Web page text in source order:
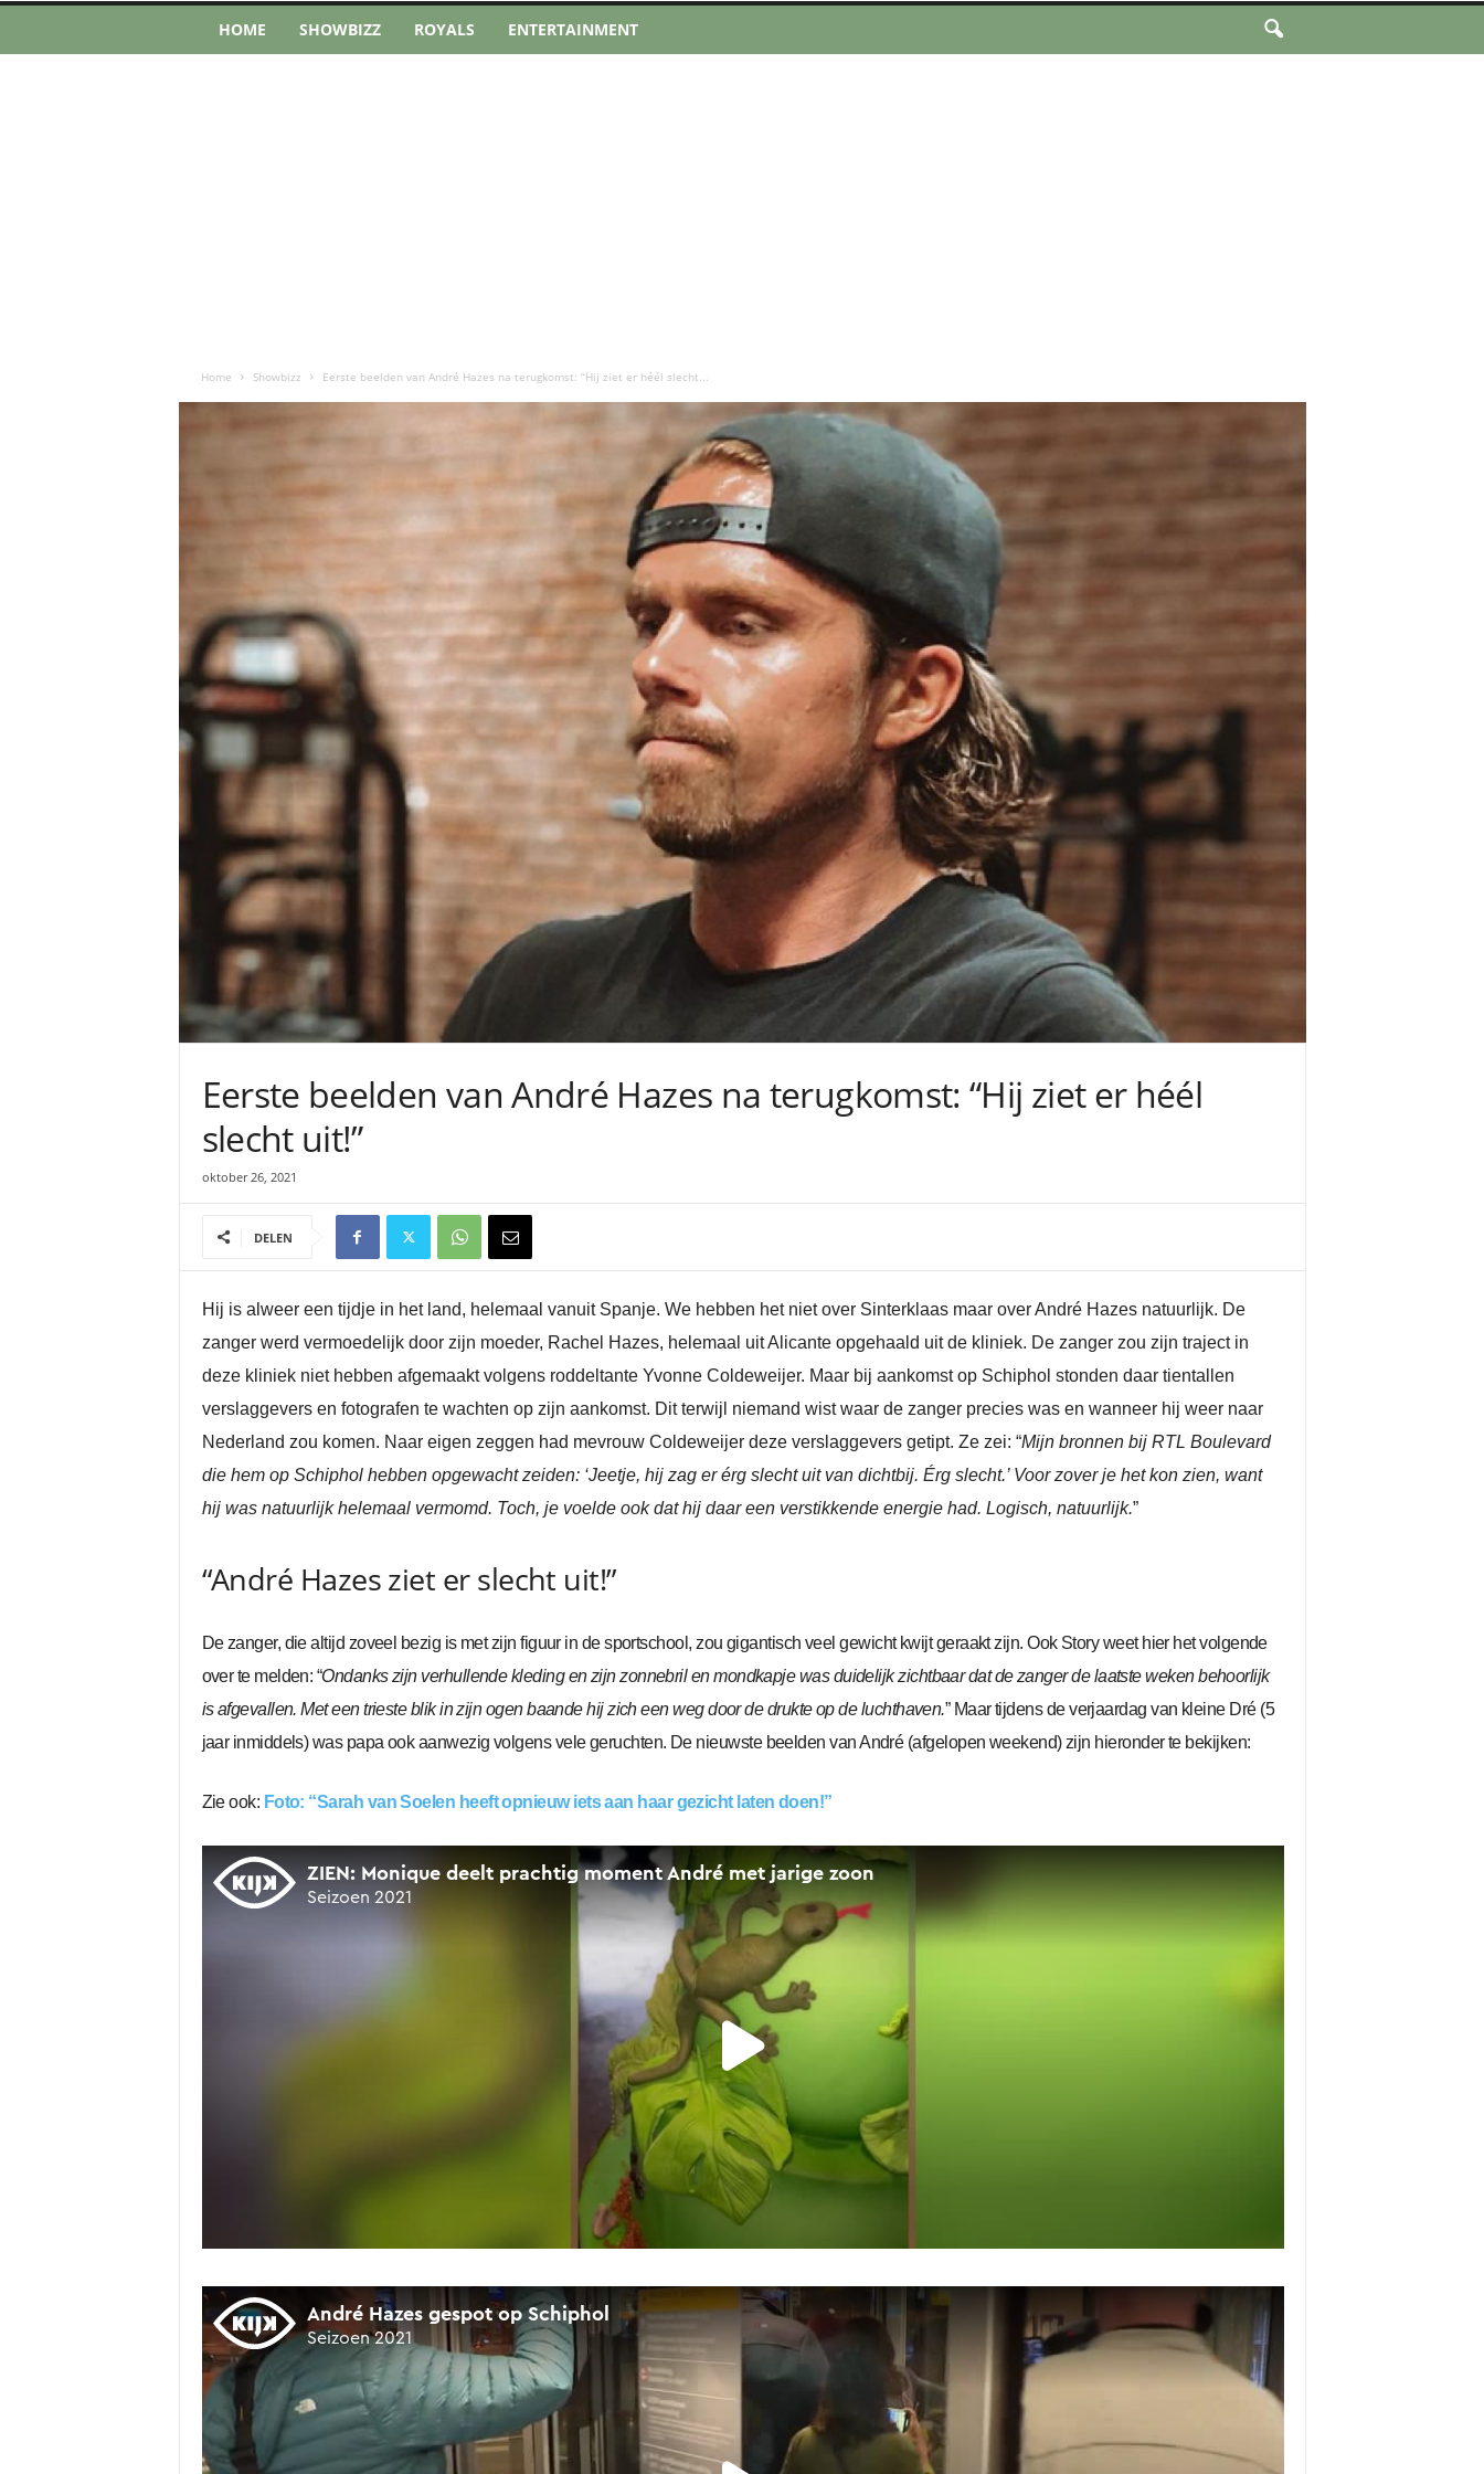
HOME SHOWBIZZ ROYALS ENTERTAINMENT
Home Showbizz Eerste beelden van André Hazes na terugkomst: “Hij ziet er héél slecht...
Eerste beelden van André Hazes na terugkomst: “Hij ziet er héél
slecht uit!”
oktober 26, 2021
DELEN
Hij is alweer een tijdje in het land, helemaal vanuit Spanje. We hebben het niet over Sinterklaas maar over André Hazes natuurlijk. De
zanger werd vermoedelijk door zijn moeder, Rachel Hazes, helemaal uit Alicante opgehaald uit de kliniek. De zanger zou zijn traject in
deze kliniek niet hebben afgemaakt volgens roddeltante Yvonne Coldeweijer. Maar bij aankomst op Schiphol stonden daar tientallen
verslaggevers en fotografen te wachten op zijn aankomst. Dit terwijl niemand wist waar de zanger precies was en wanneer hij weer naar
Nederland zou komen. Naar eigen zeggen had mevrouw Coldeweijer deze verslaggevers getipt. Ze zei: “Mijn bronnen bij RTL Boulevard
die hem op Schiphol hebben opgewacht zeiden: ‘Jeetje, hij zag er érg slecht uit van dichtbij. Érg slecht.’ Voor zover je het kon zien, want
hij was natuurlijk helemaal vermomd. Toch, je voelde ook dat hij daar een verstikkende energie had. Logisch, natuurlijk.”
“André Hazes ziet er slecht uit!”
De zanger, die altijd zoveel bezig is met zijn figuur in de sportschool, zou gigantisch veel gewicht kwijt geraakt zijn. Ook Story weet hier het volgende
over te melden: “Ondanks zijn verhullende kleding en zijn zonnebril en mondkapje was duidelijk zichtbaar dat de zanger de laatste weken behoorlijk
is afgevallen. Met een trieste blik in zijn ogen baande hij zich een weg door de drukte op de luchthaven.” Maar tijdens de verjaardag van kleine Dré (5
jaar inmiddels) was papa ook aanwezig volgens vele geruchten. De nieuwste beelden van André (afgelopen weekend) zijn hieronder te bekijken:
Zie ook: Foto: “Sarah van Soelen heeft opnieuw iets aan haar gezicht laten doen!”